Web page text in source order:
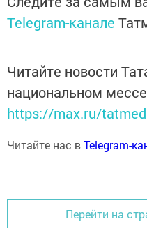
Telegram-канале
Читайте новости
национальном
https://max.ru/
Читайте нас вTelegram-
Перейти на